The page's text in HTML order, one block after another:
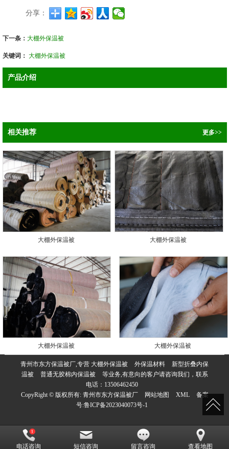
分享：
下一条： 大棚外保温被
关键词： 大棚外保温被
产品介绍
相关推荐 更多>>
大棚外保温被 大棚外保温被
大棚外保温被 大棚外保温被
青州市东方保温被厂,专营 大棚外保温被 外保温材料
新型折叠内保
温被
普通无胶棉内保温被
等业务,有意向的客户请咨询我们，联系
电话： 13506462450
CopyRight © 版权所有: 青州市东方保温被厂 网站地图 XML
备案
号:鲁ICP备2023040073号-1
电话咨询 短信咨询 留言咨询 查看地图